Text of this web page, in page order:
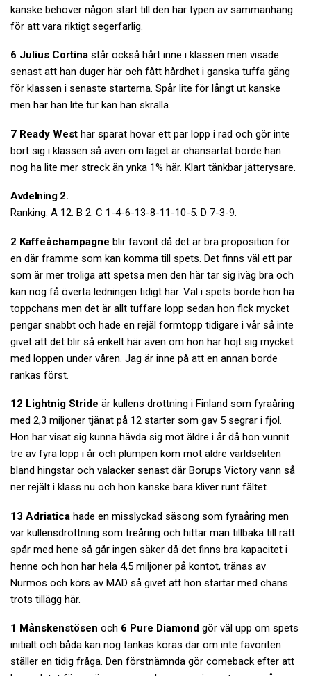
kanske behöver någon start till den här typen av sammanhang
för att vara riktigt segerfarlig.
6 Julius Cortina står också hårt inne i klassen men visade
senast att han duger här och fått hårdhet i ganska tuffa gäng
för klassen i senaste starterna. Spår lite för långt ut kanske
men har han lite tur kan han skrälla.
7 Ready West har sparat hovar ett par lopp i rad och gör inte
bort sig i klassen så även om läget är chansartat borde han
nog ha lite mer streck än ynka 1% här. Klart tänkbar jätterysare.
Avdelning 2.
Ranking: A 12. B 2. C 1-4-6-13-8-11-10-5. D 7-3-9.
2 Kaffeåchampagne blir favorit då det är bra proposition för
en där framme som kan komma till spets. Det finns väl ett par
som är mer troliga att spetsa men den här tar sig iväg bra och
kan nog få överta ledningen tidigt här. Väl i spets borde hon ha
toppchans men det är allt tuffare lopp sedan hon fick mycket
pengar snabbt och hade en rejäl formtopp tidigare i vår så inte
givet att det blir så enkelt här även om hon har höjt sig mycket
med loppen under våren. Jag är inne på att en annan borde
rankas först.
12 Lightnig Stride är kullens drottning i Finland som fyraåring
med 2,3 miljoner tjänat på 12 starter som gav 5 segrar i fjol.
Hon har visat sig kunna hävda sig mot äldre i år då hon vunnit
tre av fyra lopp i år och plumpen kom mot äldre världseliten
bland hingstar och valacker senast där Borups Victory vann så
ner rejält i klass nu och hon kanske bara kliver runt fältet.
13 Adriatica hade en misslyckad säsong som fyraåring men
var kullensdrottning som treåring och hittar man tillbaka till rätt
spår med hene så går ingen säker då det finns bra kapacitet i
henne och hon har hela 4,5 miljoner på kontot, tränas av
Nurmos och körs av MAD så givet att hon startar med chans
trots tillägg här.
1 Månskenstösen och 6 Pure Diamond gör väl upp om spets
initialt och båda kan nog tänkas köras där om inte favoriten
ställer en tidig fråga. Den förstnämnda gör comeback efter att